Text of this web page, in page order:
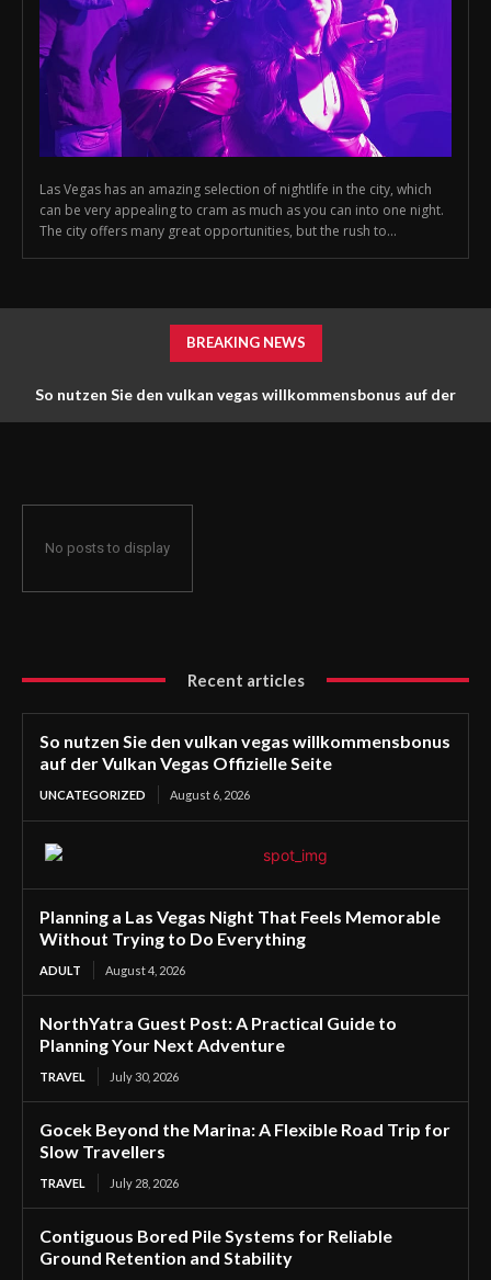
Las Vegas has an amazing selection of nightlife in the city, which
can be very appealing to cram as much as you can into one night.
The city offers many great opportunities, but the rush to...
BREAKING NEWS
So nutzen Sie den vulkan vegas willkommensbonus auf der
No posts to display
Recent articles
So nutzen Sie den vulkan vegas willkommensbonus
auf der Vulkan Vegas Offizielle Seite
UNCATEGORIZED August 6, 2026
Planning a Las Vegas Night That Feels Memorable
Without Trying to Do Everything
ADULT August 4, 2026
NorthYatra Guest Post: A Practical Guide to
Planning Your Next Adventure
TRAVEL July 30, 2026
Gocek Beyond the Marina: A Flexible Road Trip for
Slow Travellers
TRAVEL July 28, 2026
Contiguous Bored Pile Systems for Reliable
Ground Retention and Stability